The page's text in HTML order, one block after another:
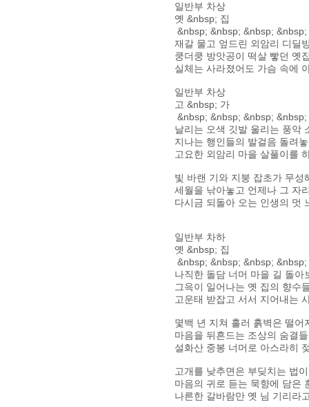
일반부 차상
옛 &nbsp; 집
&nbsp; &nbsp; &nbsp;
재갈 물고 엎드린 외암리 디딜
쿵더쿵 방앗공이 떡살 빻던 옛
실체는 사라졌어도 가슴 속에
일반부 차상
고 &nbsp; 가
&nbsp; &nbsp; &nbsp;
날리는 오색 깃발 울리는 풍악
지나는 행인들의 발걸음 돌려
고요한 외암리 마을 살풀이를
빛 바랜 기와 지붕 잡초가 무성
세월을 낚아놓고 언제나 그 자
다시금 되돌아 오는 인생의 멋
일반부 차하
옛 &nbsp; 집
&nbsp; &nbsp; &nbsp;
나직한 돌담 너머 마을 길 돌아
그윽이 일어나는 옛 집의 향수
고운태 받잡고 서서 지어내는
몇백 년 지쳐 흘러 흙벽은 떨어
마음을 뒤흔드는 조상의 숨결
설화산 중봉 너머로 아스라히
고개를 낮추면은 부딪치는 법
마음의 귀로 듣는 묵향에 담은
나른한 갈바람만 옛 님 기리라